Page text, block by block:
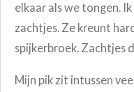
elkaar als we tongen.
zachtjes. Ze kreunt
spijkerbroek. Zachtjes
Mijn pik zit intussen